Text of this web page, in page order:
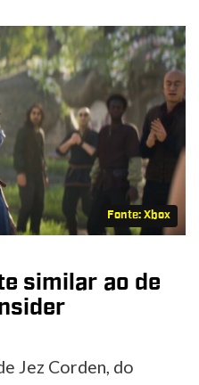
Fonte: Xbox
similar ao de
Jez Corden, do